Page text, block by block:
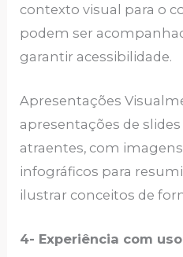
contexto visual para o
podem ser
garantir acessibilidade.
Apresentações
apresentações de
atraentes, com
infográficos para
ilustrar conceitos de
4- Experiência com